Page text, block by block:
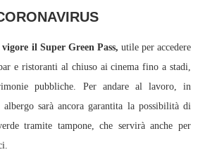
il Super Green Pass, utile per accedere
e ristoranti al chiuso ai cinema fino a stadi,
pubbliche. Per andare al lavoro, in
sarà ancora garantita la possibilità di
tramite tampone, che servirà anche per